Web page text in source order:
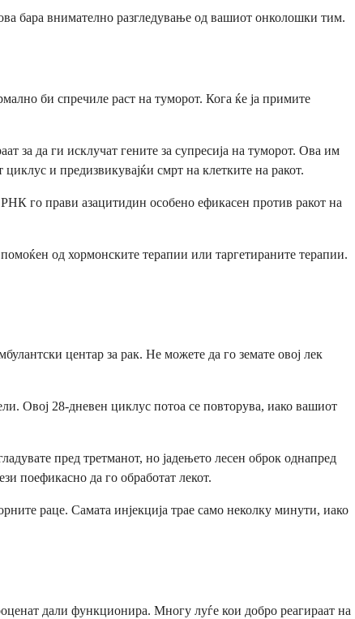
бара внимателно разгледување од вашиот онколошки тим.
би спречиле раст на туморот. Кога ќе ја примите
за да ги исклучат гените за супресија на туморот. Ова им
и предизвикувајќи смрт на клетките на ракот.
го прави азацитидин особено ефикасен против ракот на
од хормонските терапии или таргетираните терапии.
центар за рак. Не можете да го земате овој лек
Овој 28-дневен циклус потоа се повторува, иако вашиот
пред третманот, но јадењето лесен оброк однапред
поефикасно да го обработат лекот.
раце. Самата инјекција трае само неколку минути, иако
дали функционира. Многу луѓе кои добро реагираат на